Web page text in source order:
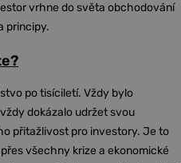
vrhne do světa obchodování
principy.
po tisíciletí. Vždy bylo
dokázalo udržet svou
přitažlivost pro investory. Je to
všechny krize a ekonomické